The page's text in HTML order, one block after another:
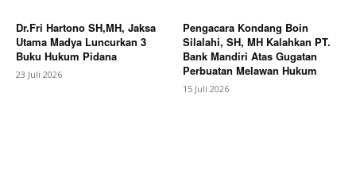
Dr.Fri Hartono SH,MH, Jaksa
Utama Madya Luncurkan 3
Buku Hukum Pidana
23 Juli 2026
Pengacara Kondang Boin
Silalahi, SH, MH Kalahkan PT.
Bank Mandiri Atas Gugatan
Perbuatan Melawan Hukum
15 Juli 2026